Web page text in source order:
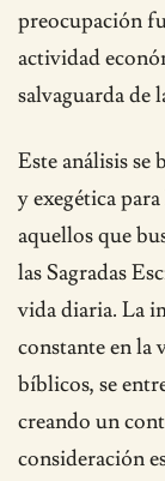
preocupación
actividad
salvaguarda de
Este análisis se
y exegética
aquellos que
las Sagradas
vida diaria. La
constante en la
bíblicos, se
creando un
consideración